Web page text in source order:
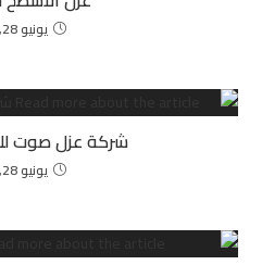
يونيو 28, 2024
شركة عزل صوت
يونيو 28, 2024